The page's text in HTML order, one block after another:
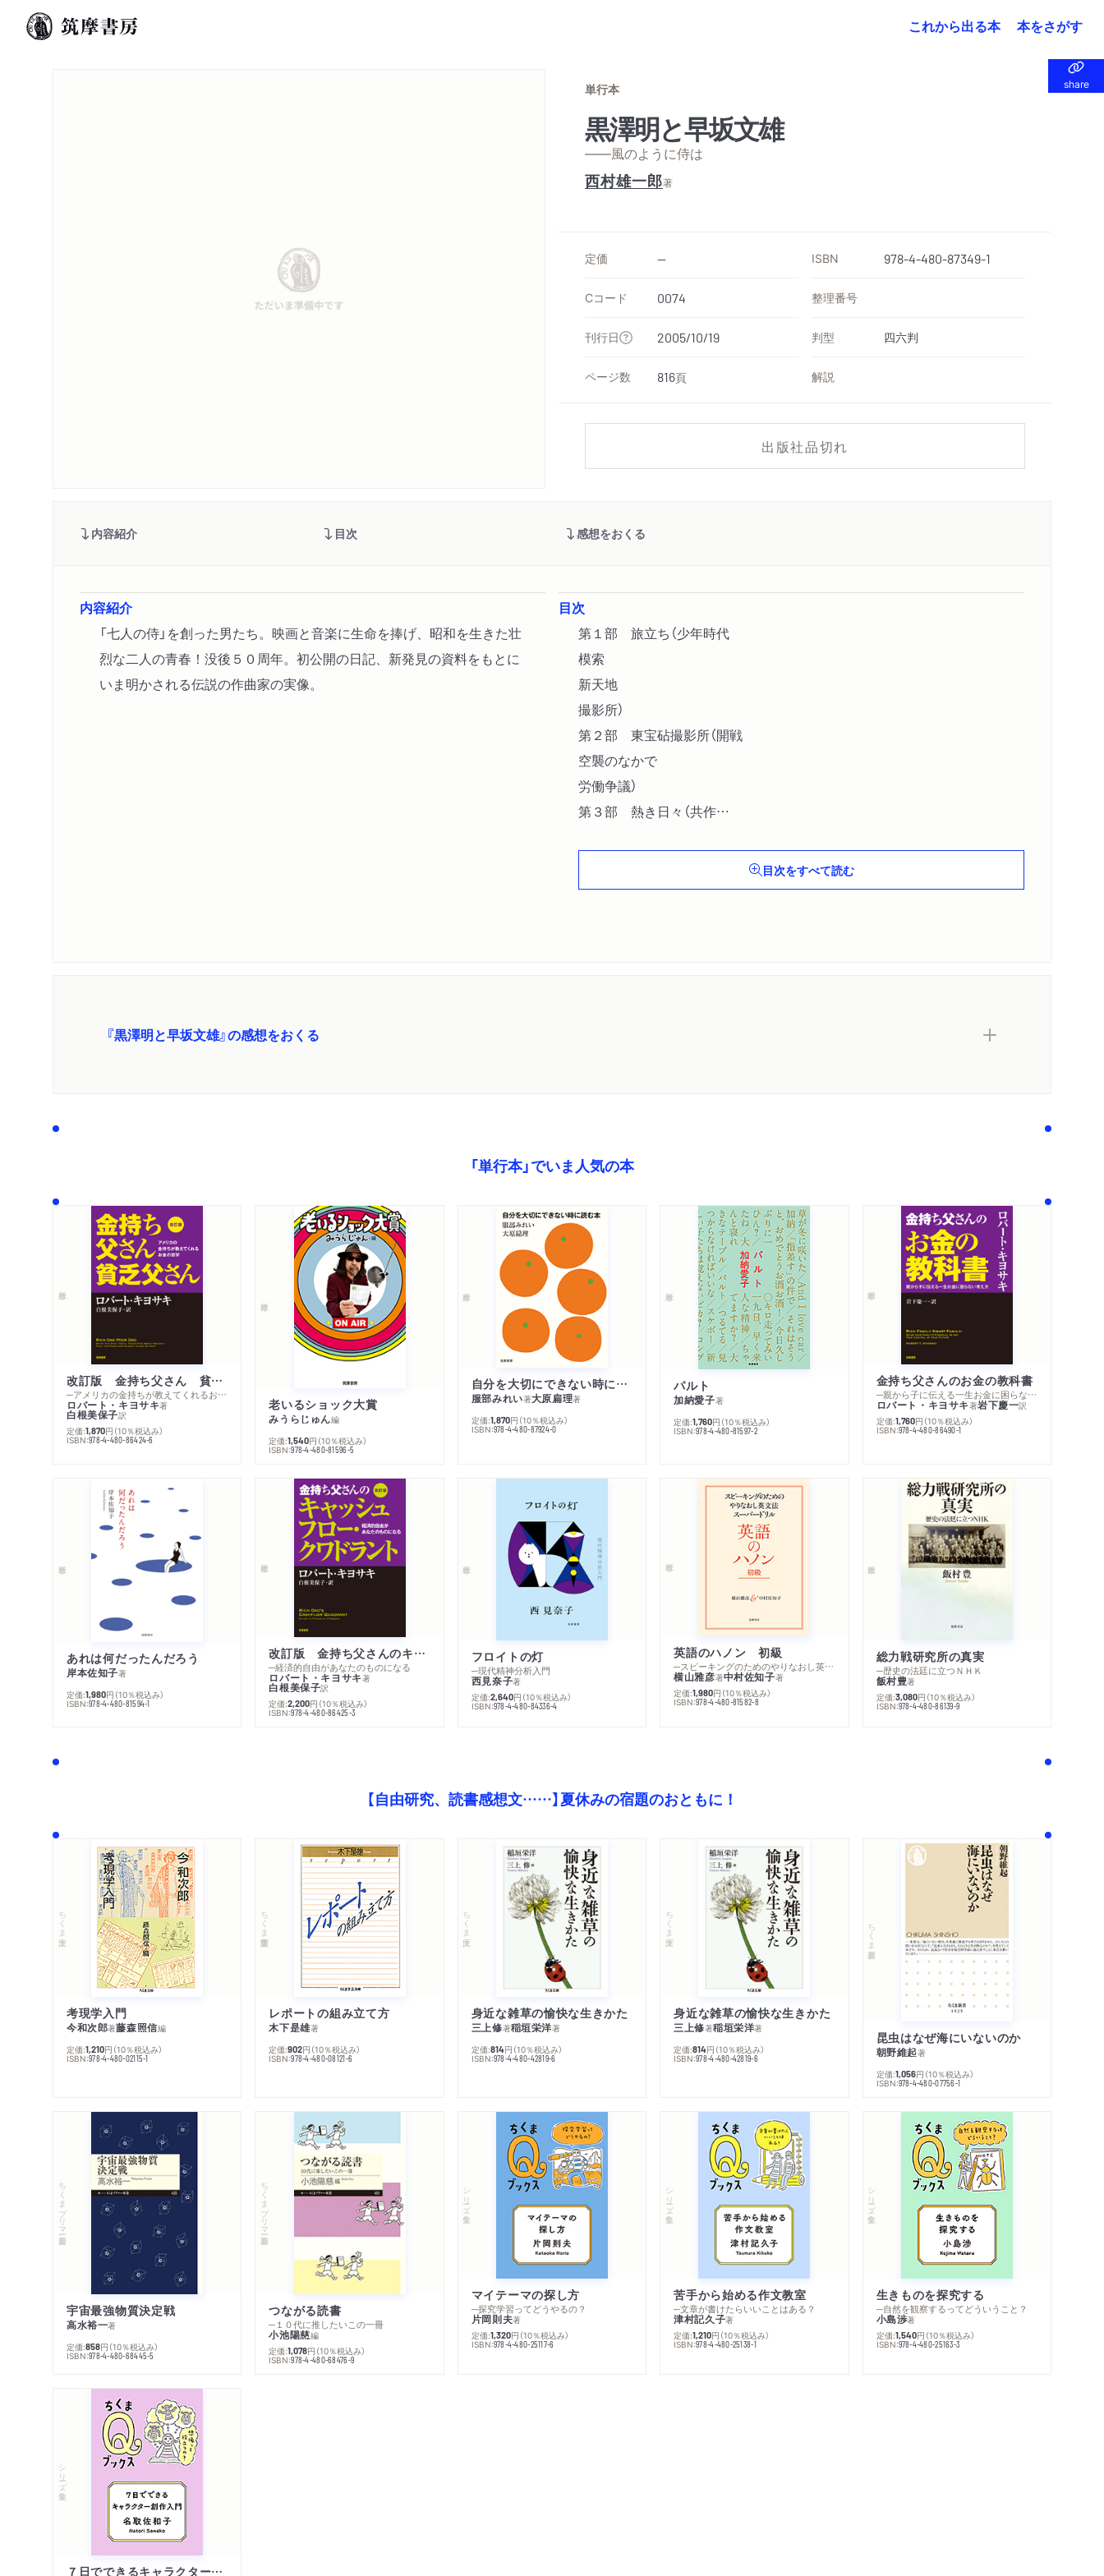
これから出る本 本をさがす
share
share
単行本
黒澤明と早坂文雄
——風のように侍は
西村雄一郎著
定価 -- ISBN 978-4-480-87349-1
Cコード 0074 整理番号
刊行日 2005/10/19 判型 四六判
ページ数 816頁 解説
出版社品切れ
内容紹介 目次 感想をおくる
内容紹介
「七人の侍」を創った男たち。映画と音楽に生命を捧げ、昭和を生きた壮
烈な二人の青春！没後５０周年。初公開の日記、新発見の資料をもとに
いま明かされる伝説の作曲家の実像。
目次
第１部 旅立ち（少年時代
模索
新天地
撮影所）
第２部 東宝砧撮影所（開戦
空襲のなかで
労働争議）
第３部 熱き日々（共作
目次をすべて読む
『黒澤明と早坂文雄』の感想をおくる
「単行本」でいま人気の本
改訂版 金持ち父さん 貧乏父さん
─アメリカの金持ちが教えてくれるお金の哲学
ロバート・キヨサキ著
白根美保子訳
定価:1,870円 （10％税込み）
ISBN:978-4-480-86424-6
老いるショック大賞
みうらじゅん編
定価:1,540円 （10％税込み）
ISBN:978-4-480-81596-5
自分を大切にできない時に読む本
服部みれい著大原扁理著
定価:1,870円 （10％税込み）
ISBN:978-4-480-87924-0
パルト
加納愛子著
定価:1,760円 （10％税込み）
ISBN:978-4-480-81597-2
金持ち父さんのお金の教科書
─親から子に伝える一生お金に困らない考え方
ロバート・キヨサキ著岩下慶一訳
定価:1,760円 （10％税込み）
ISBN:978-4-480-86490-1
あれは何だったんだろう
岸本佐知子著
定価:1,980円 （10％税込み）
ISBN:978-4-480-81594-1
改訂版 金持ち父さんのキャッシュフロー・クワドラント
─経済的自由があなたのものになる
ロバート・キヨサキ著
白根美保子訳
定価:2,200円 （10％税込み）
ISBN:978-4-480-86425-3
フロイトの灯
─現代精神分析入門
西見奈子著
定価:2,640円 （10％税込み）
ISBN:978-4-480-84336-4
英語のハノン 初級
─スピーキングのためのやりなおし英文法スーパードリル
横山雅彦著中村佐知子著
定価:1,980円 （10％税込み）
ISBN:978-4-480-81582-8
総力戦研究所の真実
─歴史の法廷に立つＮＨＫ
飯村豊著
定価:3,080円 （10％税込み）
ISBN:978-4-480-86139-9
【自由研究、読書感想文……】夏休みの宿題のおともに！
ちくま文庫
考現学入門
今和次郎著藤森照信編
定価:1,210円 （10％税込み）
ISBN:978-4-480-02115-1
ちくま学芸文庫
レポートの組み立て方
木下是雄著
定価:902円 （10％税込み）
ISBN:978-4-480-08121-6
ちくま文庫
身近な雑草の愉快な生きかた
三上修著稲垣栄洋著
定価:814円 （10％税込み）
ISBN:978-4-480-42819-6
ちくま文庫
身近な雑草の愉快な生きかた
三上修著稲垣栄洋著
定価:814円 （10％税込み）
ISBN:978-4-480-42819-6
ちくま新書
昆虫はなぜ海にいないのか
朝野維起著
定価:1,056円 （10％税込み）
ISBN:978-4-480-07756-1
ちくまプリマー新書
宇宙最強物質決定戦
高水裕一著
定価:858円 （10％税込み）
ISBN:978-4-480-68445-5
ちくまプリマー新書
つながる読書
─１０代に推したいこの一冊
小池陽慈編
定価:1,078円 （10％税込み）
ISBN:978-4-480-68476-9
シリーズ・全集
マイテーマの探し方
─探究学習ってどうやるの？
片岡則夫著
定価:1,320円 （10％税込み）
ISBN:978-4-480-25117-6
シリーズ・全集
苦手から始める作文教室
─文章が書けたらいいことはある？
津村記久子著
定価:1,210円 （10％税込み）
ISBN:978-4-480-25138-1
シリーズ・全集
生きものを探究する
─自然を観察するってどういうこと？
小島渉著
定価:1,540円 （10％税込み）
ISBN:978-4-480-25163-3
シリーズ・全集
７日でできるキャラクター創作入門